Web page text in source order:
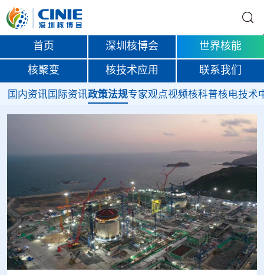
首页 深圳核博会 世界核能
核聚变 核技术应用 联系我们
国内资讯 国际资讯政策法规专家观点视频核科普核电技术